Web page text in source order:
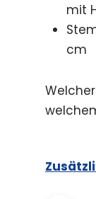
mit
cm